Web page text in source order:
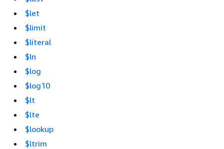
$let
$limit
$literal
$ln
$log
$log10
$lt
$lte
$lookup
$ltrim